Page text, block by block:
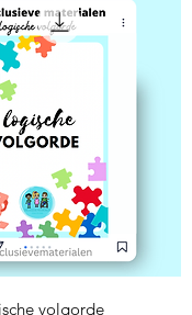
overzicht
volgorde